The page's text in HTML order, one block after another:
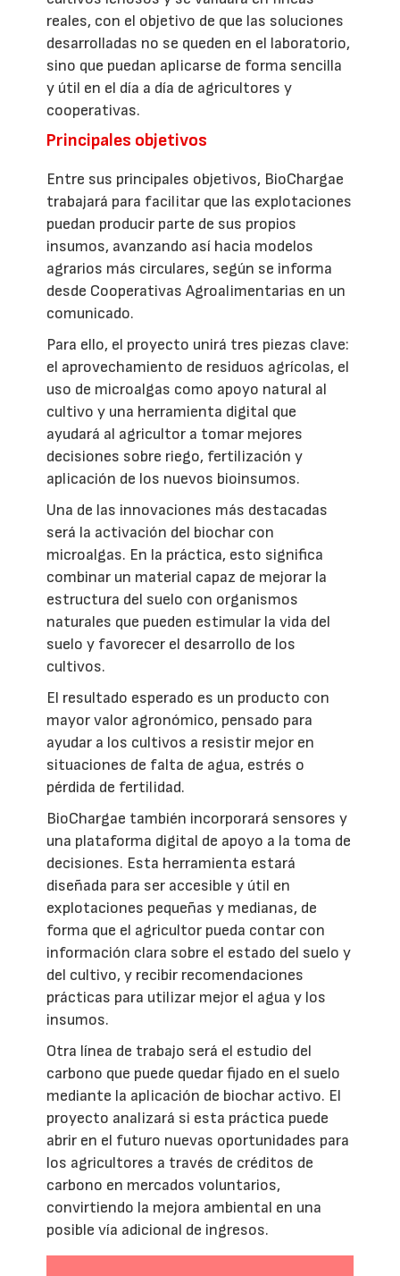
reales, con el objetivo de que las soluciones
desarrolladas no se queden en el laboratorio,
sino que puedan aplicarse de forma sencilla
y útil en el día a día de agricultores y
cooperativas.
Principales objetivos
Entre sus principales objetivos, BioChargae
trabajará para facilitar que las explotaciones
puedan producir parte de sus propios
insumos, avanzando así hacia modelos
agrarios más circulares, según se informa
desde Cooperativas Agroalimentarias en un
comunicado.
Para ello, el proyecto unirá tres piezas clave:
el aprovechamiento de residuos agrícolas, el
uso de microalgas como apoyo natural al
cultivo y una herramienta digital que
ayudará al agricultor a tomar mejores
decisiones sobre riego, fertilización y
aplicación de los nuevos bioinsumos.
Una de las innovaciones más destacadas
será la activación del biochar con
microalgas. En la práctica, esto significa
combinar un material capaz de mejorar la
estructura del suelo con organismos
naturales que pueden estimular la vida del
suelo y favorecer el desarrollo de los
cultivos.
El resultado esperado es un producto con
mayor valor agronómico, pensado para
ayudar a los cultivos a resistir mejor en
situaciones de falta de agua, estrés o
pérdida de fertilidad.
BioChargae también incorporará sensores y
una plataforma digital de apoyo a la toma de
decisiones. Esta herramienta estará
diseñada para ser accesible y útil en
explotaciones pequeñas y medianas, de
forma que el agricultor pueda contar con
información clara sobre el estado del suelo y
del cultivo, y recibir recomendaciones
prácticas para utilizar mejor el agua y los
insumos.
Otra línea de trabajo será el estudio del
carbono que puede quedar fijado en el suelo
mediante la aplicación de biochar activo. El
proyecto analizará si esta práctica puede
abrir en el futuro nuevas oportunidades para
los agricultores a través de créditos de
carbono en mercados voluntarios,
convirtiendo la mejora ambiental en una
posible vía adicional de ingresos.